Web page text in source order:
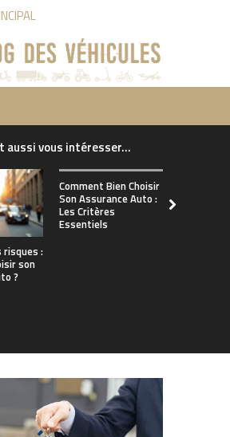
aussi vous intéresser...
risques :
son
?
Comment Bien Choisir
Son Assurance Auto :
Les Critères
Essentiels